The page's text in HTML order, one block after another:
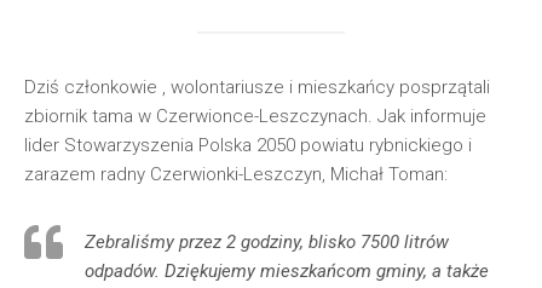
Dziś członkowie , wolontariusze i mieszkańcy posprzątali
zbiornik tama w Czerwionce-Leszczynach. Jak informuje
lider Stowarzyszenia Polska 2050 powiatu rybnickiego i
zarazem radny Czerwionki-Leszczyn, Michał Toman:
Zebraliśmy przez 2 godziny, blisko 7500 litrów
odpadów. Dziękujemy mieszkańcom gminy, a także